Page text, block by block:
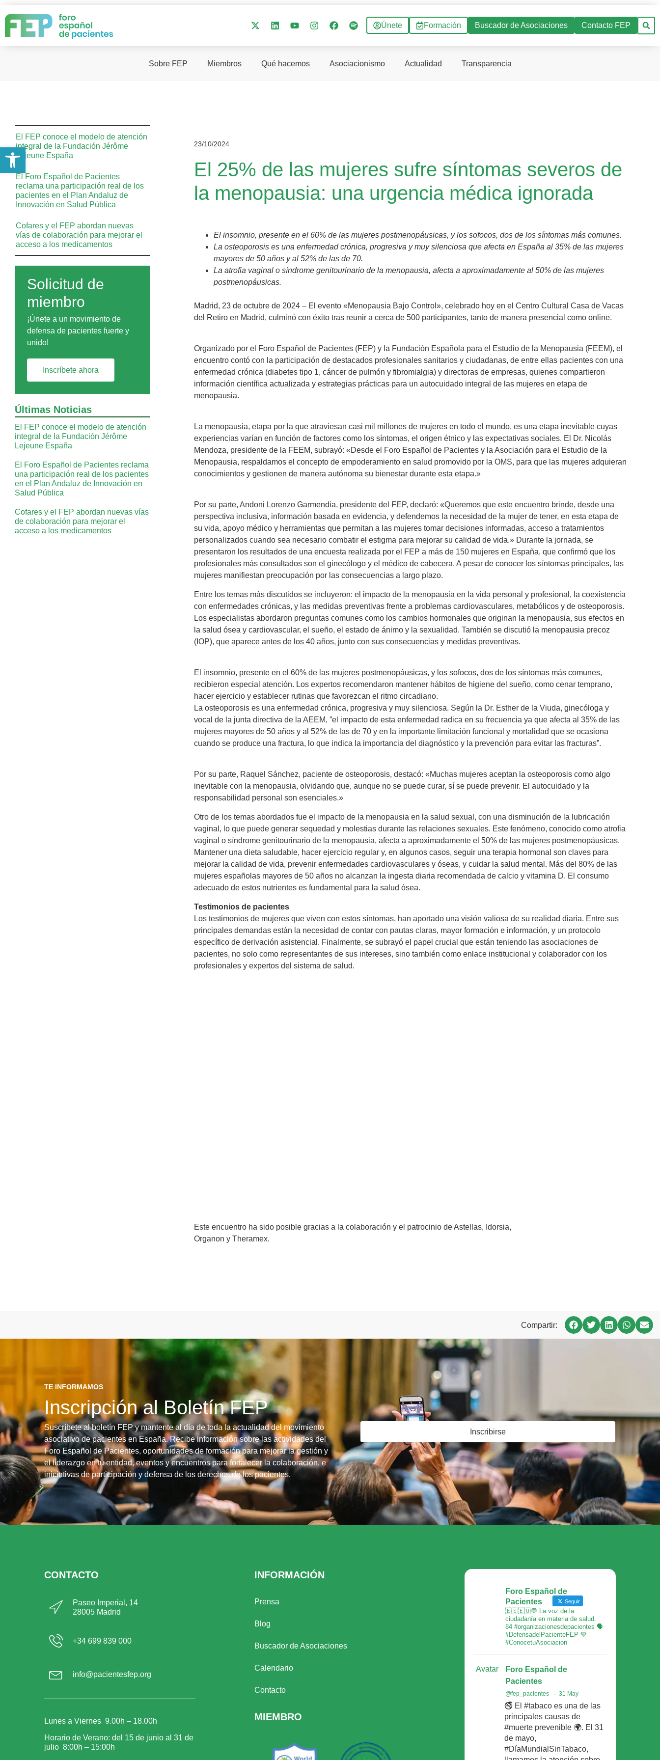
Únete Formación Buscador de Asociaciones Contacto FEP
Sobre FEP Miembros Qué hacemos Asociacionismo Actualidad Transparencia
El FEP conoce el modelo de atención
integral de la Fundación Jérôme
Lejeune España
El Foro Español de Pacientes
reclama una participación real de los
pacientes en el Plan Andaluz de
Innovación en Salud Pública
Cofares y el FEP abordan nuevas
vías de colaboración para mejorar el
acceso a los medicamentos
Solicitud de
miembro
¡Únete a un movimiento de
defensa de pacientes fuerte y
unido!
Inscríbete ahora
Últimas Noticias
El FEP conoce el modelo de atención
integral de la Fundación Jérôme
Lejeune España
El Foro Español de Pacientes reclama
una participación real de los pacientes
en el Plan Andaluz de Innovación en
Salud Pública
Cofares y el FEP abordan nuevas vías
de colaboración para mejorar el
acceso a los medicamentos
23/10/2024
El 25% de las mujeres sufre síntomas severos de
la menopausia: una urgencia médica ignorada
El insomnio, presente en el 60% de las mujeres postmenopáusicas, y los sofocos, dos de los síntomas más comunes.
La osteoporosis es una enfermedad crónica, progresiva y muy silenciosa que afecta en España al 35% de las mujeres
mayores de 50 años y al 52% de las de 70.
La atrofia vaginal o síndrome genitourinario de la menopausia, afecta a aproximadamente al 50% de las mujeres
postmenopáusicas.
Madrid, 23 de octubre de 2024 – El evento «Menopausia Bajo Control», celebrado hoy en el Centro Cultural Casa de Vacas
del Retiro en Madrid, culminó con éxito tras reunir a cerca de 500 participantes, tanto de manera presencial como online.
Organizado por el Foro Español de Pacientes (FEP) y la Fundación Española para el Estudio de la Menopausia (FEEM), el
encuentro contó con la participación de destacados profesionales sanitarios y ciudadanas, de entre ellas pacientes con una
enfermedad crónica (diabetes tipo 1, cáncer de pulmón y fibromialgia) y directoras de empresas, quienes compartieron
información científica actualizada y estrategias prácticas para un autocuidado integral de las mujeres en etapa de
menopausia.
La menopausia, etapa por la que atraviesan casi mil millones de mujeres en todo el mundo, es una etapa inevitable cuyas
experiencias varían en función de factores como los síntomas, el origen étnico y las expectativas sociales. El Dr. Nicolás
Mendoza, presidente de la FEEM, subrayó: «Desde el Foro Español de Pacientes y la Asociación para el Estudio de la
Menopausia, respaldamos el concepto de empoderamiento en salud promovido por la OMS, para que las mujeres adquieran
conocimientos y gestionen de manera autónoma su bienestar durante esta etapa.»
Por su parte, Andoni Lorenzo Garmendia, presidente del FEP, declaró: «Queremos que este encuentro brinde, desde una
perspectiva inclusiva, información basada en evidencia, y defendemos la necesidad de la mujer de tener, en esta etapa de
su vida, apoyo médico y herramientas que permitan a las mujeres tomar decisiones informadas, acceso a tratamientos
personalizados cuando sea necesario combatir el estigma para mejorar su calidad de vida.» Durante la jornada, se
presentaron los resultados de una encuesta realizada por el FEP a más de 150 mujeres en España, que confirmó que los
profesionales más consultados son el ginecólogo y el médico de cabecera. A pesar de conocer los síntomas principales, las
mujeres manifiestan preocupación por las consecuencias a largo plazo.
Entre los temas más discutidos se incluyeron: el impacto de la menopausia en la vida personal y profesional, la coexistencia
con enfermedades crónicas, y las medidas preventivas frente a problemas cardiovasculares, metabólicos y de osteoporosis.
Los especialistas abordaron preguntas comunes como los cambios hormonales que originan la menopausia, sus efectos en
la salud ósea y cardiovascular, el sueño, el estado de ánimo y la sexualidad. También se discutió la menopausia precoz
(IOP), que aparece antes de los 40 años, junto con sus consecuencias y medidas preventivas.
El insomnio, presente en el 60% de las mujeres postmenopáusicas, y los sofocos, dos de los síntomas más comunes,
recibieron especial atención. Los expertos recomendaron mantener hábitos de higiene del sueño, como cenar temprano,
hacer ejercicio y establecer rutinas que favorezcan el ritmo circadiano.
La osteoporosis es una enfermedad crónica, progresiva y muy silenciosa. Según la Dr. Esther de la Viuda, ginecóloga y
vocal de la junta directiva de la AEEM, ”el impacto de esta enfermedad radica en su frecuencia ya que afecta al 35% de las
mujeres mayores de 50 años y al 52% de las de 70 y en la importante limitación funcional y mortalidad que se ocasiona
cuando se produce una fractura, lo que indica la importancia del diagnóstico y la prevención para evitar las fracturas”.
Por su parte, Raquel Sánchez, paciente de osteoporosis, destacó: «Muchas mujeres aceptan la osteoporosis como algo
inevitable con la menopausia, olvidando que, aunque no se puede curar, sí se puede prevenir. El autocuidado y la
responsabilidad personal son esenciales.»
Otro de los temas abordados fue el impacto de la menopausia en la salud sexual, con una disminución de la lubricación
vaginal, lo que puede generar sequedad y molestias durante las relaciones sexuales. Este fenómeno, conocido como atrofia
vaginal o síndrome genitourinario de la menopausia, afecta a aproximadamente el 50% de las mujeres postmenopáusicas.
Mantener una dieta saludable, hacer ejercicio regular y, en algunos casos, seguir una terapia hormonal son claves para
mejorar la calidad de vida, prevenir enfermedades cardiovasculares y óseas, y cuidar la salud mental. Más del 80% de las
mujeres españolas mayores de 50 años no alcanzan la ingesta diaria recomendada de calcio y vitamina D. El consumo
adecuado de estos nutrientes es fundamental para la salud ósea.
Testimonios de pacientes
Los testimonios de mujeres que viven con estos síntomas, han aportado una visión valiosa de su realidad diaria. Entre sus
principales demandas están la necesidad de contar con pautas claras, mayor formación e información, y un protocolo
específico de derivación asistencial. Finalmente, se subrayó el papel crucial que están teniendo las asociaciones de
pacientes, no solo como representantes de sus intereses, sino también como enlace institucional y colaborador con los
profesionales y expertos del sistema de salud.
Este encuentro ha sido posible gracias a la colaboración y el patrocinio de Astellas, Idorsia,
Organon y Theramex.
Compartir:
TE INFORMAMOS
Inscripción al Boletín FEP
Suscríbete al boletín FEP y mantente al día de toda la actualidad del movimiento
asociativo de pacientes en España. Recibe información sobre las actividades del
Foro Español de Pacientes, oportunidades de formación para mejorar la gestión y
el liderazgo en tu entidad, eventos y encuentros para fortalecer la colaboración, e
iniciativas de participación y defensa de los derechos de los pacientes.
Inscribirse
CONTACTO
Paseo Imperial, 14
28005 Madrid
+34 699 839 000
info@pacientesfep.org
Lunes a Viernes 9.00h – 18.00h
Horario de Verano: del 15 de junio al 31 de
julio 8:00h – 15:00h
INFORMACIÓN
Prensa
Blog
Buscador de Asociaciones
Calendario
Contacto
MIEMBRO
Foro Español de
Pacientes
Seguir
🇪🇸🇪🇺💬 La voz de la
ciudadanía en materia de salud.
84 #organizacionesdepacientes 🗣
#DefensadelPacienteFEP 💚
#ConocetuAsociacion
Avatar
Foro Español de
Pacientes
@fep_pacientes · 31 May
🚭 El #tabaco es una de las
principales causas de
#muerte prevenible 🌍. El 31
de mayo,
#DíaMundialSinTabaco,
Abrir barra de herramientas